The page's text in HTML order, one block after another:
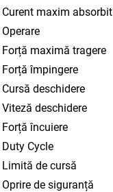
Curent maxim absorbit
Operare
Forță maximă tragere
Forță împingere
Cursă deschidere
Viteză deschidere
Forță încuiere
Duty Cycle
Limită de cursă
Oprire de siguranță